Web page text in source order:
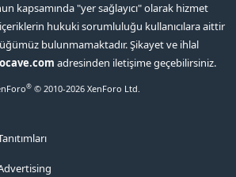
kapsamında "yer sağlayıcı" olarak hizmet
hukuki sorumluluğu kullanıcılara aittir
bulunmamaktadır. Şikayet ve ihlal
adresinden iletişime geçebilirsiniz.
® © 2010-2026 XenForo Ltd.